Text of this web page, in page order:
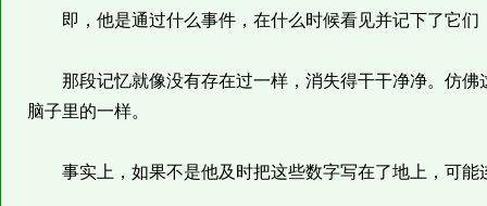
即，他是通过什么事件，在什么时候看见并记下了它们
那段记忆就像没有存在过一样，消失得干干净净。仿佛
脑子里的一样。
事实上，如果不是他及时把这些数字写在了地上，可能